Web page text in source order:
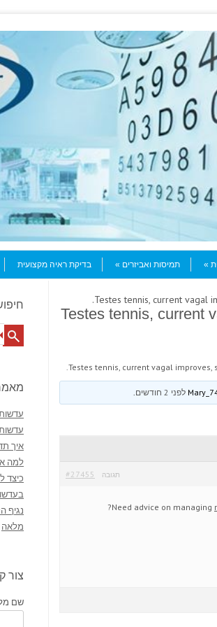
תמיסות ואביזרים בדיקת ראיה מקצועית
Testes tennis, current
Testes tennis, current vagal improves,
לפני 2 חודשים
#27455 תגובה
Need advice on managing
איך
למה
כיצד
נגיף
מלאה
צור
שם